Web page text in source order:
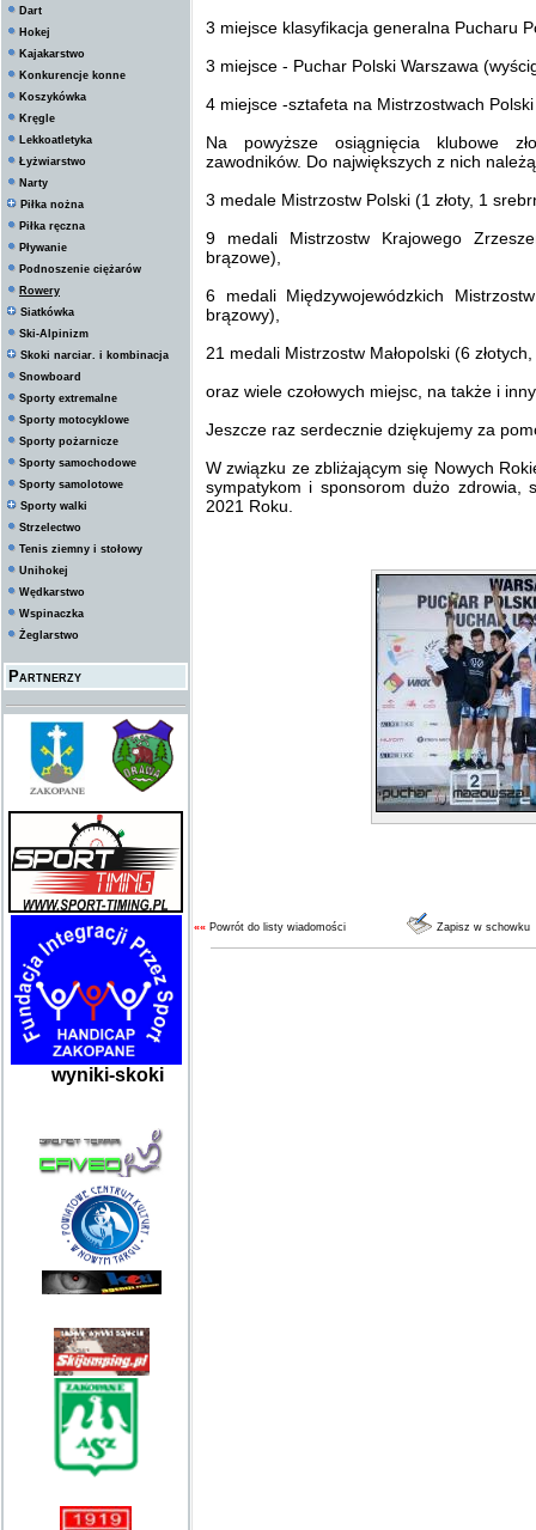
Dart
Hokej
Kajakarstwo
Konkurencje konne
Koszykówka
Kręgle
Lekkoatletyka
Łyżwiarstwo
Narty
Piłka nożna
Piłka ręczna
Pływanie
Podnoszenie ciężarów
Rowery
Siatkówka
Ski-Alpinizm
Skoki narciar. i kombinacja
Snowboard
Sporty extremalne
Sporty motocyklowe
Sporty pożarnicze
Sporty samochodowe
Sporty samolotowe
Sporty walki
Strzelectwo
Tenis ziemny i stołowy
Unihokej
Wędkarstwo
Wspinaczka
Żeglarstwo
Partnerzy
wyniki-skoki
3 miejsce klasyfikacja generalna Pucharu
3 miejsce - Puchar Polski Warszawa
4 miejsce -sztafeta na Mistrzostwach
Na powyższe osiągnięcia klubowe
zawodników. Do największych z nich
3 medale Mistrzostw Polski (1 złoty, 1
9 medali Mistrzostw Krajowego
brązowe),
6 medali Międzywojewódzkich
brązowy),
21 medali Mistrzostw Małopolski (6
oraz wiele czołowych miejsc, na także i
Jeszcze raz serdecznie dziękujemy za
W związku ze zbliżającym się Nowych
sympatykom i sponsorom dużo zdrowia,
2021 Roku.
«« Powrót do listy wiadomości Zapisz w schowku